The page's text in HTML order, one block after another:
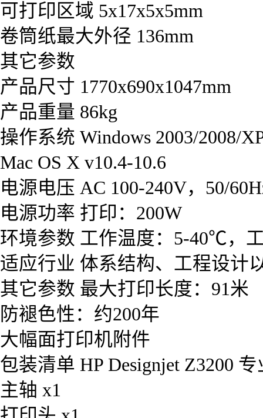
可打印区域 5x17x5x5mm
卷筒纸最大外径 136mm
其它参数
产品尺寸 1770x690x1047mm
产品重量 86kg
操作系统 Windows 2003/2008/
Mac OS X v10.4-10.6
电源电压 AC 100-240V，50/
电源功率 打印：200W
环境参数 工作温度：5-40℃，
适应行业 体系结构、工程设计
其它参数 最大打印长度：91米
防褪色性：约200年
大幅面打印机附件
包装清单 HP Designjet Z3200
主轴 x1